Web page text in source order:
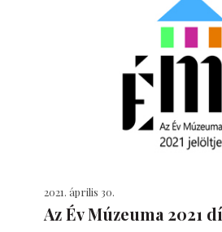
2021. április 30.
Az Év Múzeuma 2021